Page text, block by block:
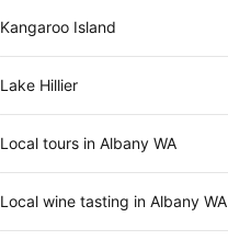
Kangaroo Island
Lake Hillier
Local tours in Albany WA
Local wine tasting in Albany WA